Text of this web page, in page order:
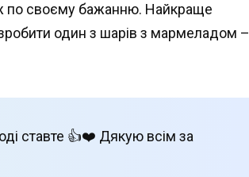
по своєму бажанню. Найкраще
один з шарів з мармеладом –
ставте 👍❤️ Дякую всім за